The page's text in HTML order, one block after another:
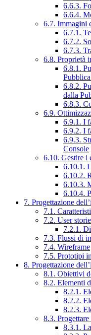
6.6.3.
6.6.4.
6.7. Immagini
6.7.1.
6.7.2.
6.7.3.
6.8. Proprietà
6.8.1.
6.8.2.
dalla
6.8.3.
6.9.
6.9.1. I
6.9.2. I
6.9.3.
Console
6.10. Gestire i
6.10.1.
6.10.2.
6.10.3.
6.10.4.
7. Progettazione
7.1.
7.2. User
7.2.1.
7.3. Flussi di
7.4. Wireframe
7.5. Prototipi
8. Progettazione
8.1. Obiettivi
8.2. Elementi
8.2.1.
8.2.2.
8.2.3.
8.3.
8.3.1.